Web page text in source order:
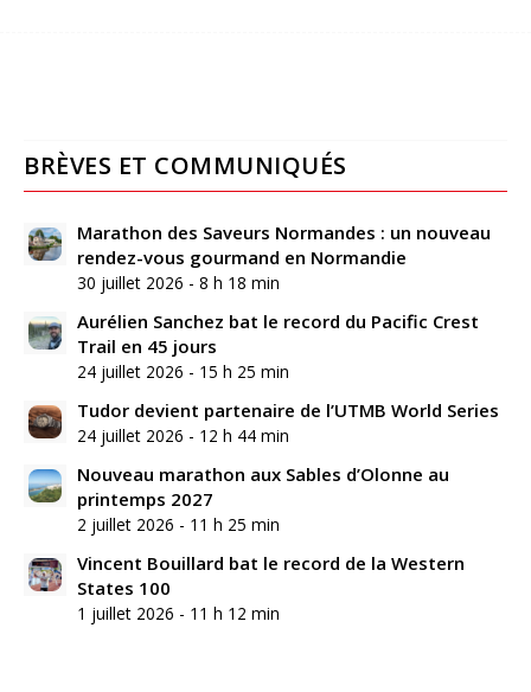
BRÈVES ET COMMUNIQUÉS
Marathon des Saveurs Normandes : un nouveau
rendez-vous gourmand en Normandie
30 juillet 2026 - 8 h 18 min
Aurélien Sanchez bat le record du Pacific Crest
Trail en 45 jours
24 juillet 2026 - 15 h 25 min
Tudor devient partenaire de l’UTMB World Series
24 juillet 2026 - 12 h 44 min
Nouveau marathon aux Sables d’Olonne au
printemps 2027
2 juillet 2026 - 11 h 25 min
Vincent Bouillard bat le record de la Western
States 100
1 juillet 2026 - 11 h 12 min